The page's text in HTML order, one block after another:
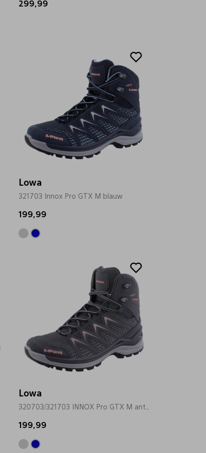
299,99
Lowa
321703 Innox Pro GTX M blauw
199,99
Lowa
320703/321703 INNOX Pro GTX M antrasiet
199,99